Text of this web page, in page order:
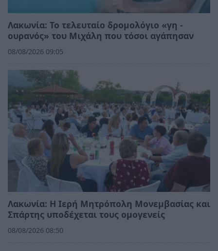
Λακωνία: Το τελευταίο δρομολόγιο «γη -
ουρανός» του Μιχάλη που τόσοι αγάπησαν
08/08/2026 09:05
Λακωνία: Η Ιερή Μητρόπολη Μονεμβασίας και
Σπάρτης υποδέχεται τους ομογενείς
08/08/2026 08:50